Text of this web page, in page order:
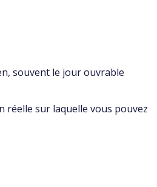
souvent le jour ouvrable
réelle sur laquelle vous pouvez